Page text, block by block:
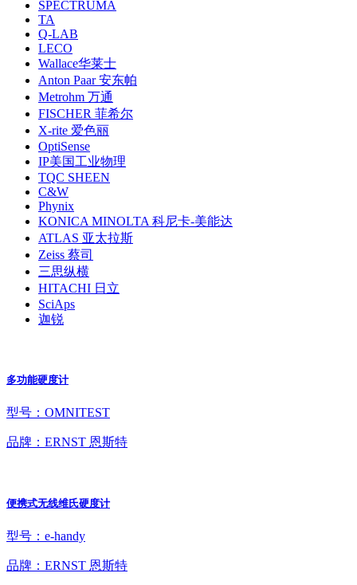
SPECTRUMA
TA
Q-LAB
LECO
Wallace华莱士
Anton Paar 安东帕
Metrohm 万通
FISCHER 菲希尔
X-rite 爱色丽
OptiSense
IP美国工业物理
TQC SHEEN
C&W
Phynix
KONICA MINOLTA 科尼卡-美能达
ATLAS 亚太拉斯
Zeiss 蔡司
三思纵横
HITACHI 日立
SciAps
迦锐
多功能硬度计
型号：OMNITEST
品牌：ERNST 恩斯特
便携式无线维氏硬度计
型号：e-handy
品牌：ERNST 恩斯特